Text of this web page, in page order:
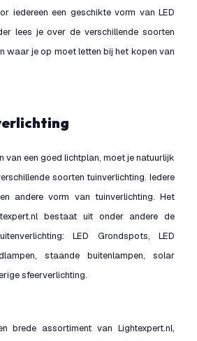
iedereen een geschikte vorm van LED
lees je over de verschillende soorten
waar je op moet letten bij het kopen van
van een goed lichtplan, moet je natuurlijk
soorten tuinverlichting. Iedere
andere vorm van tuinverlichting. Het
bestaat uit onder andere de
LED Grondspots, LED
staande buitenlampen, solar
sfeerverlichting.
brede assortiment van Lightexpert.nl,